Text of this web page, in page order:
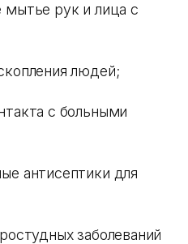
рук и лица с
людей;
с больными
антисептики для
заболеваний